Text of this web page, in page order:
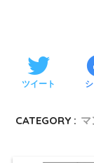
ツイート
CATEGORY : マ